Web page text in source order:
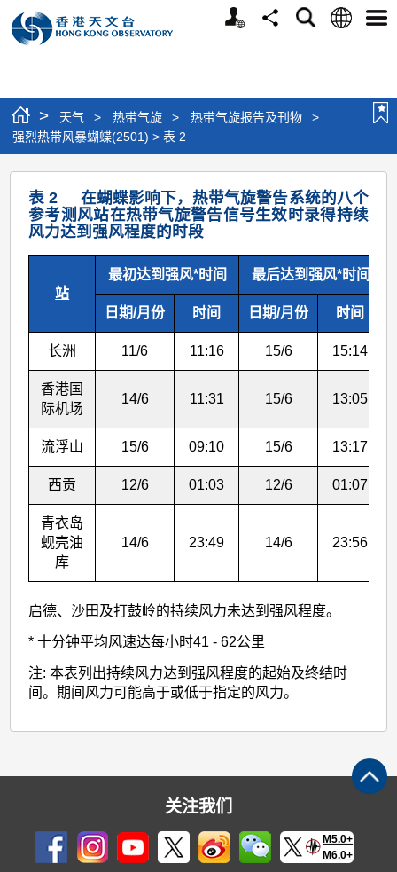
个
分
搜
语
选
> 天气 > 热带气旋 > 热带气旋报告及刊物
>
强烈热带风暴蝴蝶(2501) > 表 2
强
烈
热
带
蝶
(2501)
表
表 2 在蝴蝶影响下，热带气旋警告系统的八个
参考测风站在热带气旋警告信号生效时录得持续
风力达到强风程度的时段
站
最初达到强风*时间 最后达到强风*时间
日期/月份 时间 日期/月份 时间
长洲 11/6 11:16 15/6 15:14
香港国
际机场
14/6 11:31 15/6 13:05
流浮山 15/6 09:10 15/6 13:17
西贡 12/6 01:03 12/6 01:07
青衣岛
蚬壳油
库
14/6 23:49 14/6 23:56
启德、沙田及打鼓岭的持续风力未达到强风程度。
* 十分钟平均风速达每小时41 - 62公里
注: 本表列出持续风力达到强风程度的起始及终结时
间。期间风力可能高于或低于指定的风力。
关注我们
M5.0+
M6.0+